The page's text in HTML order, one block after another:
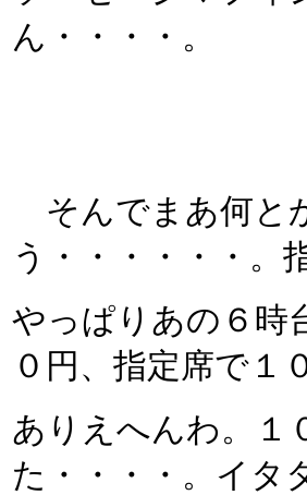
ん・・・・。
そんでまあ何と
う・・・・・・。
やっぱりあの６時
０円、指定席で１
ありえへんわ。１
た・・・・。イタ